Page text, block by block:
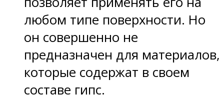
любом типе поверхности. Но
он совершенно не
предназначен для материалов,
которые содержат в своем
составе гипс.